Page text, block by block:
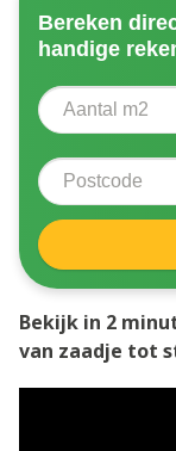
Bereken
handige
Aantal
Postcode
Bekijk in 2
van zaadje tot